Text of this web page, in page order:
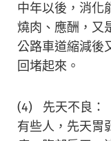
中年以後，消化
燒肉、應酬，又
公路車道縮減後
回堵起來。
(4) 先天不良：
有些人，先天胃